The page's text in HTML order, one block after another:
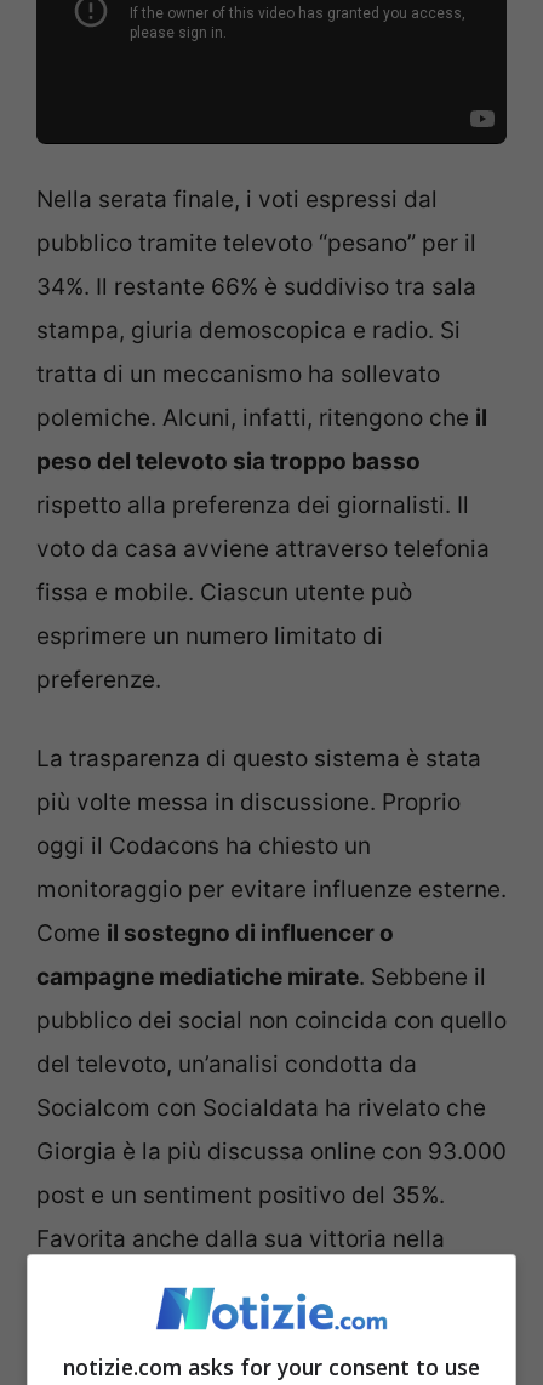
Nella serata finale, i voti espressi dal
pubblico tramite televoto “pesano” per il
34%. Il restante 66% è suddiviso tra sala
stampa, giuria demoscopica e radio. Si
tratta di un meccanismo ha sollevato
polemiche. Alcuni, infatti, ritengono che il
peso del televoto sia troppo basso
rispetto alla preferenza dei giornalisti. Il
voto da casa avviene attraverso telefonia
fissa e mobile. Ciascun utente può
esprimere un numero limitato di
preferenze.
La trasparenza di questo sistema è stata
più volte messa in discussione. Proprio
oggi il Codacons ha chiesto un
monitoraggio per evitare influenze esterne.
Come il sostegno di influencer o
campagne mediatiche mirate. Sebbene il
pubblico dei social non coincida con quello
del televoto, un’analisi condotta da
Socialcom con Socialdata ha rivelato che
Giorgia è la più discussa online con 93.000
post e un sentiment positivo del 35%.
Favorita anche dalla sua vittoria nella
serata delle cover.
Seguono Fedez con 88.000 post e il più
notizie.com asks for your consent to use